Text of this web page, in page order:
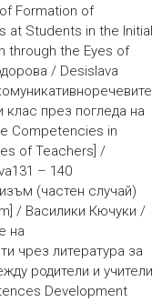
Formation of
at Students in the Initial
through the Eyes of
/ Desislava
клас през погледа на
Competencies in
of Teachers] /
– 140
(частен случай)
/ Василики Кючуки /
на
чрез литера­тура за
родители и учите­ли
Development